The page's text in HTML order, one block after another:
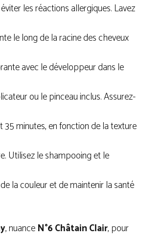
les réactions allergiques. Lavez
le long de la racine des cheveux
avec le développeur dans le
ou le pinceau inclus. Assurez-
minutes, en fonction de la texture
Utilisez le shampooing et le
la couleur et de maintenir la santé
, nuanceN°6 Châtain Clair, pour